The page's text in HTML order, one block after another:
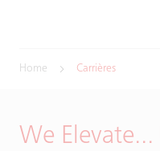
Home Carrières
We